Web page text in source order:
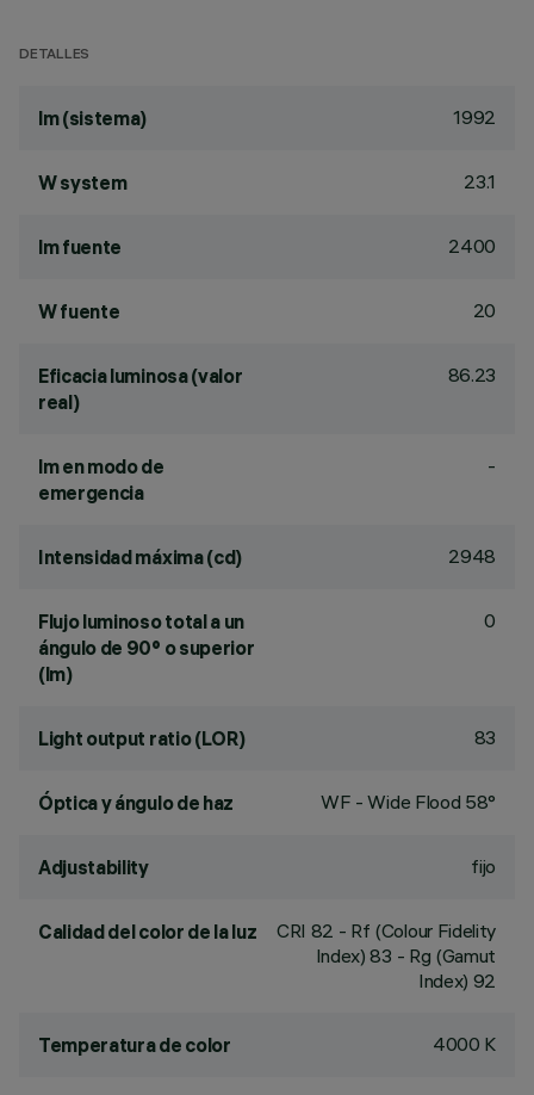
DETALLES
lm (sistema) 1992
W system 23.1
lm fuente 2400
W fuente 20
Eficacia luminosa (valor
real)
86.23
lm en modo de
emergencia
-
Intensidad máxima (cd) 2948
Flujo luminoso total a un
ángulo de 90° o superior
(lm)
0
Light output ratio (LOR) 83
Óptica y ángulo de haz WF - Wide Flood 58°
Adjustability fijo
Calidad del color de la luz CRI 82 - Rf (Colour Fidelity
Index) 83 - Rg (Gamut
Index) 92
Temperatura de color 4000 K